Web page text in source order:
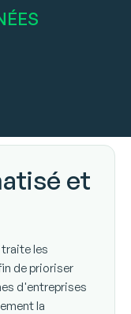
et
les
de prioriser
d'entreprises
la